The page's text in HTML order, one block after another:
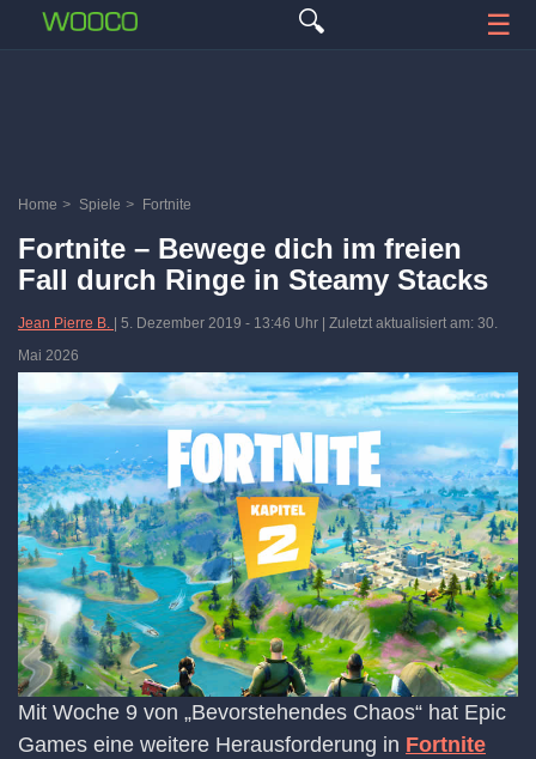
🔍 ☰
Home > Spiele > Fortnite
Fortnite – Bewege dich im freien
Fall durch Ringe in Steamy Stacks
Jean Pierre B. 5. Dezember 2019 - 13:46 Uhr | Zuletzt aktualisiert am: 30.
Mai 2026
Mit Woche 9 von „Bevorstehendes Chaos“ hat Epic
Games eine weitere Herausforderung in Fortnite